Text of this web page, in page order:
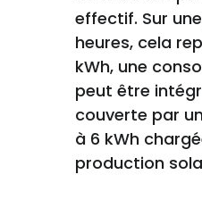
effectif. Sur
heures, cela
kWh, une
peut être
couverte par
à 6 kWh
production